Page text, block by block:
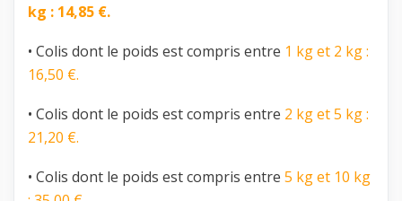
kg : 14,85 €.
• Colis dont le poids est compris entre 1 kg et 2 kg :
16,50 €.
• Colis dont le poids est compris entre 2 kg et 5 kg :
21,20 €.
• Colis dont le poids est compris entre 5 kg et 10 kg